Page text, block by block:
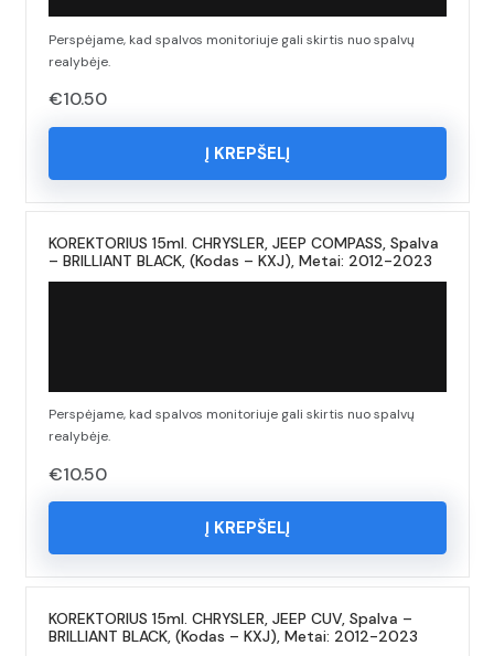
Perspėjame, kad spalvos monitoriuje gali skirtis nuo spalvų
realybėje.
€10.50
Į KREPŠELĮ
KOREKTORIUS 15ml. CHRYSLER, JEEP COMPASS, Spalva
– BRILLIANT BLACK, (Kodas – KXJ), Metai: 2012-2023
Perspėjame, kad spalvos monitoriuje gali skirtis nuo spalvų
realybėje.
€10.50
Į KREPŠELĮ
KOREKTORIUS 15ml. CHRYSLER, JEEP CUV, Spalva –
BRILLIANT BLACK, (Kodas – KXJ), Metai: 2012-2023